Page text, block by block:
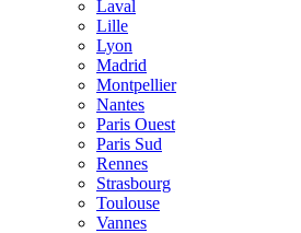
Laval
Lille
Lyon
Madrid
Montpellier
Nantes
Paris Ouest
Paris Sud
Rennes
Strasbourg
Toulouse
Vannes